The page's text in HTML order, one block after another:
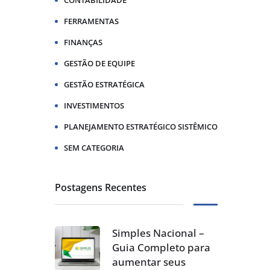
FERRAMENTAS
FINANÇAS
GESTÃO DE EQUIPE
GESTÃO ESTRATÉGICA
INVESTIMENTOS
PLANEJAMENTO ESTRATÉGICO SISTÊMICO
SEM CATEGORIA
Postagens Recentes
Simples Nacional –
Guia Completo para
aumentar seus